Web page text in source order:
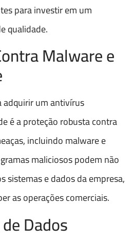
para investir em um
qualidade.
Malware e
um antivírus
é a proteção robusta contra
incluindo malware e
maliciosos podem não
sistemas e dados da empresa,
as operações comerciais.
Dados